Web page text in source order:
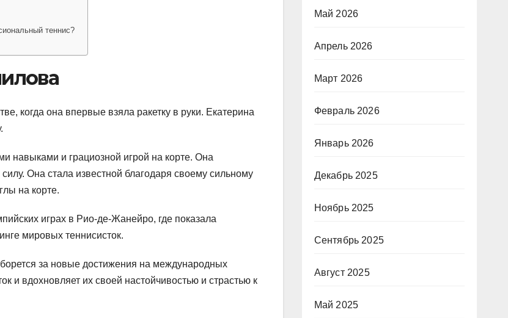
теннис?
когда она впервые взяла ракетку в руки. Екатерина
навыками и грациозной игрой на корте. Она
Она стала известной благодаря своему сильному
на корте.
играх в Рио-де-Жанейро, где показала
мировых теннисисток.
за новые достижения на международных
и вдохновляет их своей настойчивостью и страстью к
Май 2026
Апрель 2026
Март 2026
Февраль 2026
Январь 2026
Декабрь 2025
Ноябрь 2025
Сентябрь 2025
Август 2025
Май 2025